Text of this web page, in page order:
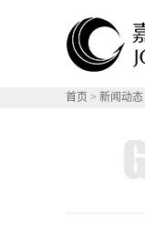
首页 > 新闻动态